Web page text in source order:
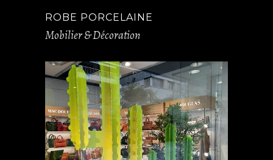
ROBE PORCELAINE
Mobilier & Décoration